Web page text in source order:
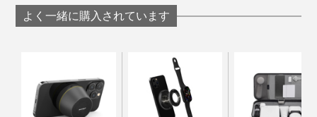
ーケース」。いつも忙しく動き回るあの人へのギフトに
応）」| MOFT
スタンド（粘着タイ
プ）」｜ジェットブ
よく一緒に購入されています